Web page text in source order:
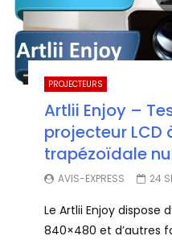
PROJECTEURS
Artlii Enjoy –
projecteur LCD
trapézoïdale
AVIS-EXPRESS 24
Le Artlii Enjoy dispose
840×480 et d’autres